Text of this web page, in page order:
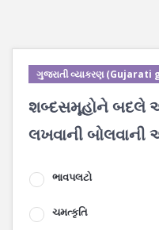
ગુજરાતી વ્યાકરણ (Gujarati
શબ્દસમૂહોને બદલે
લખવાની
ભાવપલટો
ચમત્કૃતિ